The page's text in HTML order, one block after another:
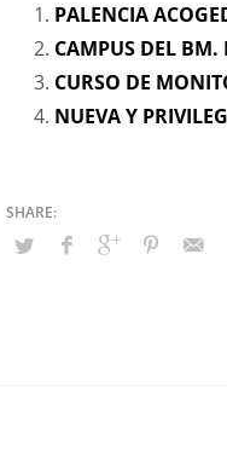
PALENCIA
CAMPUS DEL BM.
CURSO DE
NUEVA Y